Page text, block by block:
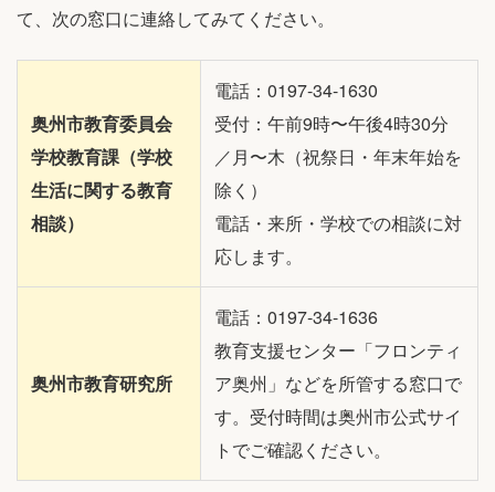
て、次の窓口に連絡してみてください。
奥州市教育委員会
学校教育課（学校
生活に関する教育
相談）
電話：0197-34-1630
受付：午前9時〜午後4時30分
／月〜木（祝祭日・年末年始を
除く）
電話・来所・学校での相談に対
応します。
奥州市教育研究所
電話：0197-34-1636
教育支援センター「フロンティ
ア奥州」などを所管する窓口で
す。受付時間は奥州市公式サイ
トでご確認ください。